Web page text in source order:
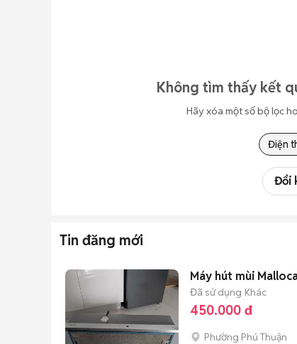
Không tìm thấy kết
Hãy xóa một số bộ lọc
Điện
Đổi
Tin đăng mới
Máy hút mùi
Đã sử dụng Khác
450.000 đ
Phường Phú Thuận